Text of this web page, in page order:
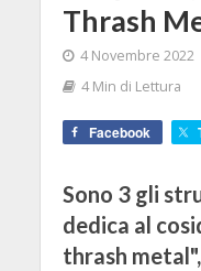
Thrash
4 Novembre 2022
4 Min di Lettura
Facebook
Sono 3 gli
dedica al
thrash